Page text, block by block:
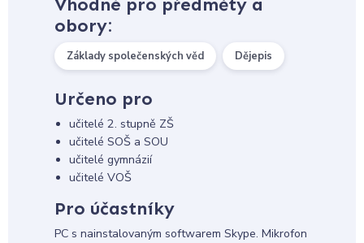
Vhodné pro předměty a
obory:
Základy společenských věd Dějepis
Určeno pro
učitelé 2. stupně ZŠ
učitelé SOŠ a SOU
učitelé gymnázií
učitelé VOŠ
Pro účastníky
PC s nainstalovaným softwarem Skype. Mikrofon